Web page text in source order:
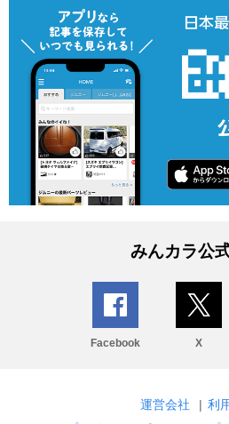
みんカラ公
Facebook X
運営会社 | 利